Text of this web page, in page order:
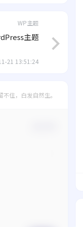
WP主题
主题
21 13:51:24
不住，白发自然生。